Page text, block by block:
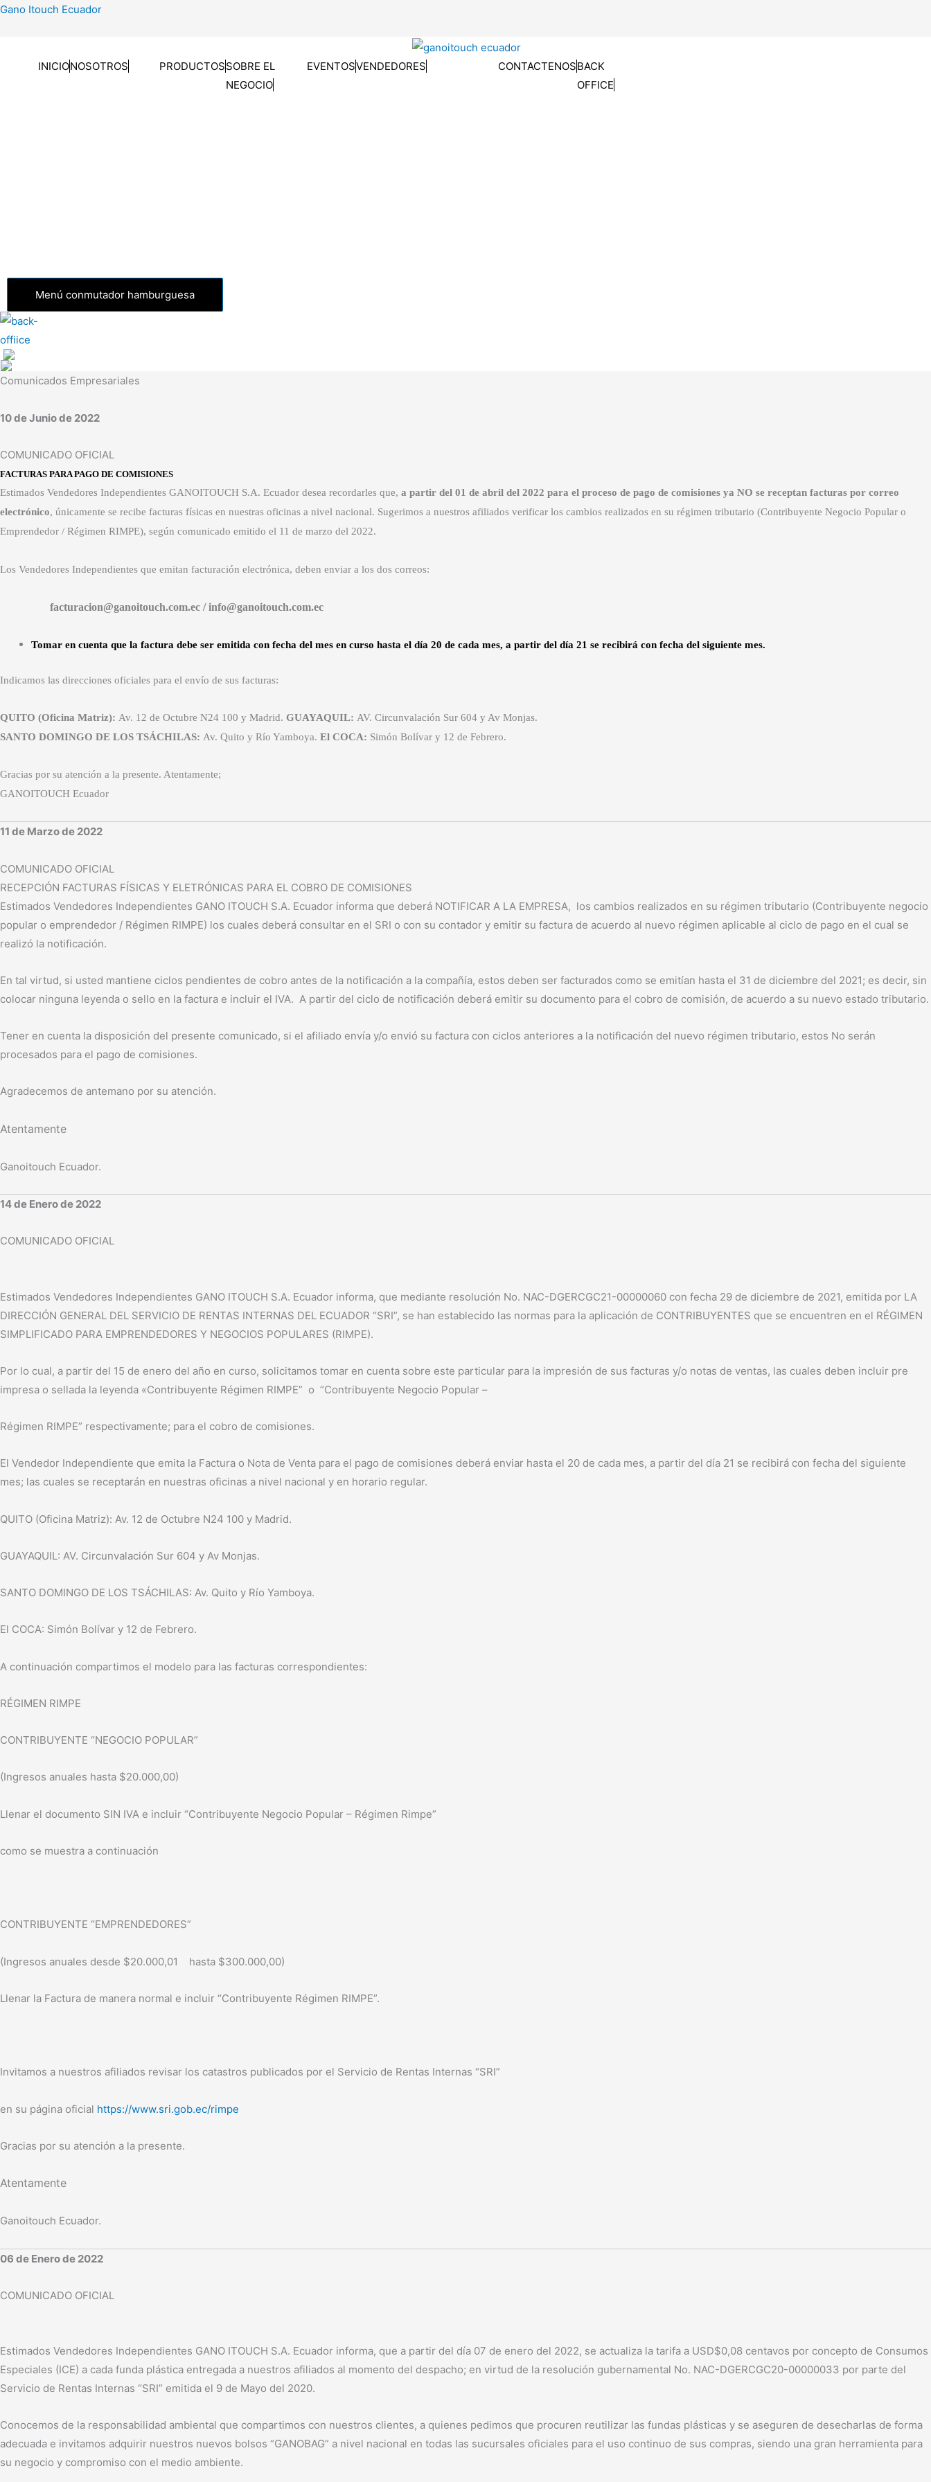
Gano Itouch Ecuador
INICIONOSOTROS PRODUCTOSSOBRE EL
NEGOCIO
EVENTOSVENDEDORES CONTACTENOSBACK
OFFICE
Menú conmutador hamburguesa
Comunicados Empresariales
10 de Junio de 2022
COMUNICADO OFICIAL
FACTURAS PARA PAGO DE COMISIONES
Estimados Vendedores Independientes GANOITOUCH S.A. Ecuador desea recordarles que, a partir del 01 de abril del 2022 para el proceso de pago de comisiones ya NO se receptan facturas por correo
electrónico, únicamente se recibe facturas físicas en nuestras oficinas a nivel nacional. Sugerimos a nuestros afiliados verificar los cambios realizados en su régimen tributario (Contribuyente Negocio Popular o
Emprendedor / Régimen RIMPE), según comunicado emitido el 11 de marzo del 2022.
Los Vendedores Independientes que emitan facturación electrónica, deben enviar a los dos correos:
facturacion@ganoitouch.com.ec / info@ganoitouch.com.ec
Tomar en cuenta que la factura debe ser emitida con fecha del mes en curso hasta el día 20 de cada mes, a partir del día 21 se recibirá con fecha del siguiente mes.
Indicamos las direcciones oficiales para el envío de sus facturas:
QUITO (Oficina Matriz): Av. 12 de Octubre N24 100 y Madrid. GUAYAQUIL: AV. Circunvalación Sur 604 y Av Monjas.
SANTO DOMINGO DE LOS TSÁCHILAS: Av. Quito y Río Yamboya. El COCA: Simón Bolívar y 12 de Febrero.
Gracias por su atención a la presente. Atentamente;
GANOITOUCH Ecuador
11 de Marzo de 2022
COMUNICADO OFICIAL
RECEPCIÓN FACTURAS FÍSICAS Y ELETRÓNICAS PARA EL COBRO DE COMISIONES
Estimados Vendedores Independientes GANO ITOUCH S.A. Ecuador informa que deberá NOTIFICAR A LA EMPRESA, los cambios realizados en su régimen tributario (Contribuyente negocio
popular o emprendedor / Régimen RIMPE) los cuales deberá consultar en el SRI o con su contador y emitir su factura de acuerdo al nuevo régimen aplicable al ciclo de pago en el cual se
realizó la notificación.
En tal virtud, si usted mantiene ciclos pendientes de cobro antes de la notificación a la compañía, estos deben ser facturados como se emitían hasta el 31 de diciembre del 2021; es decir, sin
colocar ninguna leyenda o sello en la factura e incluir el IVA. A partir del ciclo de notificación deberá emitir su documento para el cobro de comisión, de acuerdo a su nuevo estado tributario.
Tener en cuenta la disposición del presente comunicado, si el afiliado envía y/o envió su factura con ciclos anteriores a la notificación del nuevo régimen tributario, estos No serán
procesados para el pago de comisiones.
Agradecemos de antemano por su atención.
Atentamente
Ganoitouch Ecuador.
14 de Enero de 2022
COMUNICADO OFICIAL
Estimados Vendedores Independientes GANO ITOUCH S.A. Ecuador informa, que mediante resolución No. NAC-DGERCGC21-00000060 con fecha 29 de diciembre de 2021, emitida por LA
DIRECCIÓN GENERAL DEL SERVICIO DE RENTAS INTERNAS DEL ECUADOR “SRI”, se han establecido las normas para la aplicación de CONTRIBUYENTES que se encuentren en el RÉGIMEN
SIMPLIFICADO PARA EMPRENDEDORES Y NEGOCIOS POPULARES (RIMPE).
Por lo cual, a partir del 15 de enero del año en curso, solicitamos tomar en cuenta sobre este particular para la impresión de sus facturas y/o notas de ventas, las cuales deben incluir pre
impresa o sellada la leyenda «Contribuyente Régimen RIMPE” o “Contribuyente Negocio Popular –
Régimen RIMPE” respectivamente; para el cobro de comisiones.
El Vendedor Independiente que emita la Factura o Nota de Venta para el pago de comisiones deberá enviar hasta el 20 de cada mes, a partir del día 21 se recibirá con fecha del siguiente
mes; las cuales se receptarán en nuestras oficinas a nivel nacional y en horario regular.
QUITO (Oficina Matriz): Av. 12 de Octubre N24 100 y Madrid.
GUAYAQUIL: AV. Circunvalación Sur 604 y Av Monjas.
SANTO DOMINGO DE LOS TSÁCHILAS: Av. Quito y Río Yamboya.
El COCA: Simón Bolívar y 12 de Febrero.
A continuación compartimos el modelo para las facturas correspondientes:
RÉGIMEN RIMPE
CONTRIBUYENTE “NEGOCIO POPULAR”
(Ingresos anuales hasta $20.000,00)
Llenar el documento SIN IVA e incluir “Contribuyente Negocio Popular – Régimen Rimpe”
como se muestra a continuación
CONTRIBUYENTE “EMPRENDEDORES”
(Ingresos anuales desde $20.000,01 hasta $300.000,00)
Llenar la Factura de manera normal e incluir “Contribuyente Régimen RIMPE”.
Invitamos a nuestros afiliados revisar los catastros publicados por el Servicio de Rentas Internas “SRI”
en su página oficial https://www.sri.gob.ec/rimpe
Gracias por su atención a la presente.
Atentamente
Ganoitouch Ecuador.
06 de Enero de 2022
COMUNICADO OFICIAL
Estimados Vendedores Independientes GANO ITOUCH S.A. Ecuador informa, que a partir del día 07 de enero del 2022, se actualiza la tarifa a USD$0,08 centavos por concepto de Consumos
Especiales (ICE) a cada funda plástica entregada a nuestros afiliados al momento del despacho; en virtud de la resolución gubernamental No. NAC-DGERCGC20-00000033 por parte del
Servicio de Rentas Internas “SRI” emitida el 9 de Mayo del 2020.
Conocemos de la responsabilidad ambiental que compartimos con nuestros clientes, a quienes pedimos que procuren reutilizar las fundas plásticas y se aseguren de desecharlas de forma
adecuada e invitamos adquirir nuestros nuevos bolsos “GANOBAG” a nivel nacional en todas las sucursales oficiales para el uso continuo de sus compras, siendo una gran herramienta para
su negocio y compromiso con el medio ambiente.